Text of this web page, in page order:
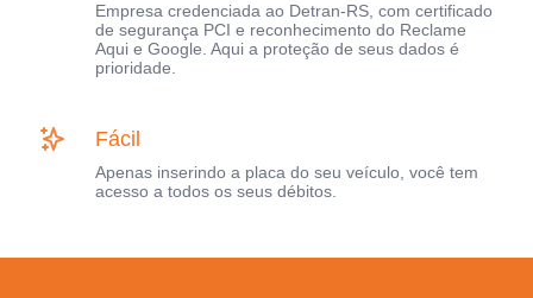
Empresa credenciada ao Detran-RS, com certificado
de segurança PCI e reconhecimento do Reclame
Aqui e Google. Aqui a proteção de seus dados é
prioridade.
Fácil
Apenas inserindo a placa do seu veículo, você tem
acesso a todos os seus débitos.